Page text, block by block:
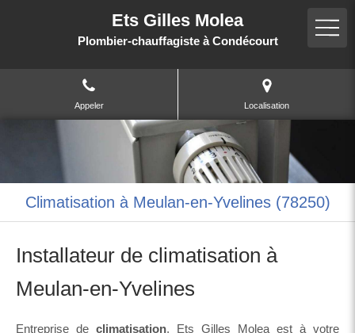
Ets Gilles Molea
Plombier-chauffagiste à Condécourt
Appeler Localisation
Climatisation à Meulan-en-Yvelines (78250)
Installateur de climatisation à
Meulan-en-Yvelines
Entreprise de climatisation, Ets Gilles Molea est à votre